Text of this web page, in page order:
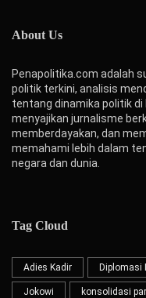
About Us
Penapolitika.com adalah
politik terkini, analisis
tentang dinamika politik
menyajikan jurnalisme
memberdayakan, dan
memahami lebih dalam
negara dan dunia.
Tag Cloud
Adies Kadir Diplomasi
Jokowi konsolidasi